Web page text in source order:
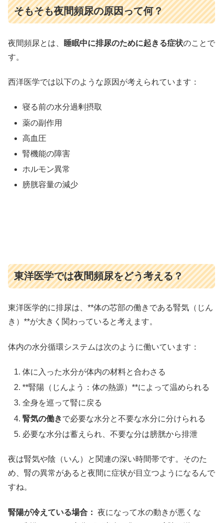
そもそも夜間頻尿の原因って何？
夜間頻尿とは、 睡眠中に排尿のために起きる症状のことで
す。
西洋医学では以下のような原因が考えられています：
寝る前の水分過剰摂取
薬の副作用
高血圧
腎機能の障害
ホルモン異常
膀胱容量の減少
東洋医学では夜間頻尿をどう考える？
東洋医学的に排尿は、**体の芯部の働きである腎気（じん
き）**が大きく関わっていると考えます。
体内の水分循環システムは次のように働いています：
体に入った水分が体内の材料と合わさる
**腎陽（じんよう：体の熱源）**によって温められる
全身を巡って腎に戻る
腎気の働きで必要な水分と不要な水分に分けられる
必要な水分は蓄えられ、不要な分は膀胱から排泄
夜は腎気や陰（いん）と関連の深い時間帯です。そのた
め、腎の異常があると夜間に症状が目立つようになるんで
すね。
腎陽が冷えている場合： 夜になって水の動きが悪くな